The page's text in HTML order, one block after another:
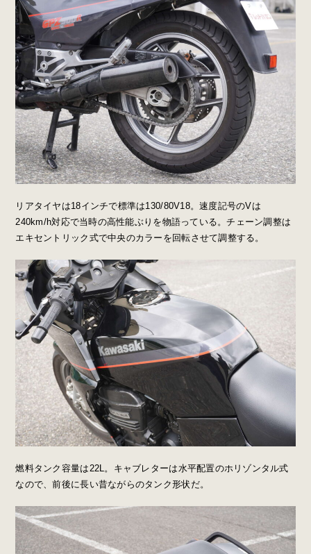
リアタイヤは18インチで標準は130/80V18。速度記号のVは
240km/h対応で当時の高性能ぶりを物語っている。チェーン調整は
エキセントリック式で中央のカラーを回転させて調整する。
燃料タンク容量は22L。キャブレターは水平配置のホリゾンタル式
なので、前後に長い昔ながらのタンク形状だ。